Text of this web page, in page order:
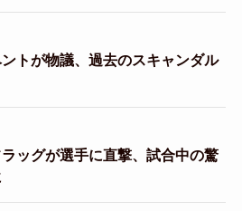
トが物議、過去のスキャンダル
ッグが選手に直撃、試合中の驚